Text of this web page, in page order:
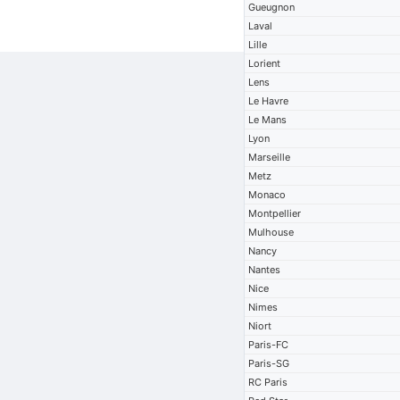
Gueugnon
Laval
Lille
Lorient
Lens
Le Havre
Le Mans
Lyon
Marseille
Metz
Monaco
Montpellier
Mulhouse
Nancy
Nantes
Nice
Nimes
Niort
Paris-FC
Paris-SG
RC Paris